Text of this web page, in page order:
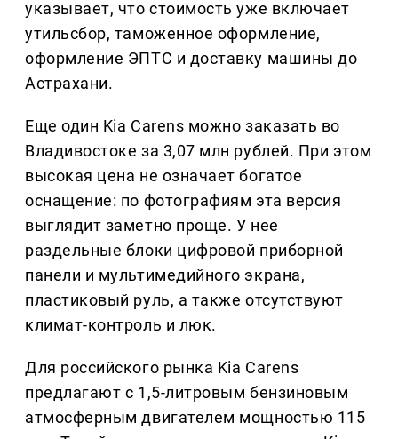
указывает, что стоимость уже включает
утильсбор, таможенное оформление,
оформление ЭПТС и доставку машины до
Астрахани.
Еще один Kia Carens можно заказать во
Владивостоке за 3,07 млн рублей. При этом
высокая цена не означает богатое
оснащение: по фотографиям эта версия
выглядит заметно проще. У нее
раздельные блоки цифровой приборной
панели и мультимедийного экрана,
пластиковый руль, а также отсутствуют
климат-контроль и люк.
Для российского рынка Kia Carens
предлагают с 1,5-литровым бензиновым
атмосферным двигателем мощностью 115